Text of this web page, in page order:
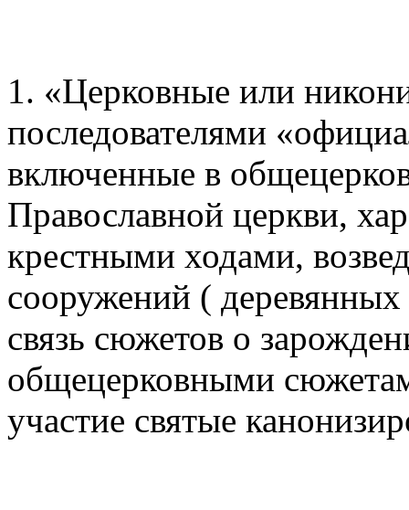
1. «Церковные или
последователями
включенные в
Православной церкви,
крестными ходами,
сооружений (
связь сюжетов о
общецерковными
участие святые